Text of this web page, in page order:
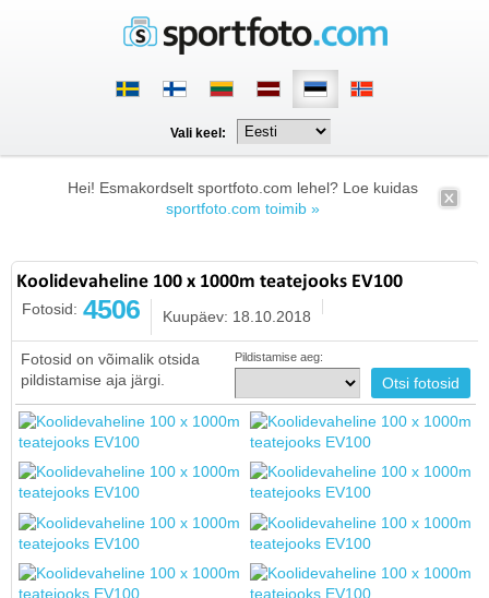
Vali keel:
Hei! Esmakordselt sportfoto.com lehel? Loe kuidas
sportfoto.com toimib »
Koolidevaheline 100 x 1000m teatejooks EV100
Fotosid: 4506 Kuupäev: 18.10.2018
Fotosid on võimalik otsida
pildistamise aja järgi.
Pildistamise aeg: